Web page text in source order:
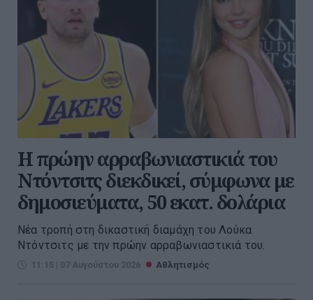
Η πρώην αρραβωνιαστικιά του
Ντόντσιτς διεκδικεί, σύμφωνα με
δημοσιεύματα, 50 εκατ. δολάρια
Νέα τροπή στη δικαστική διαμάχη του Λούκα
Ντόντσιτς με την πρώην αρραβωνιαστικιά του.
11:15 | 07 Αυγούστου 2026 Αθλητισμός